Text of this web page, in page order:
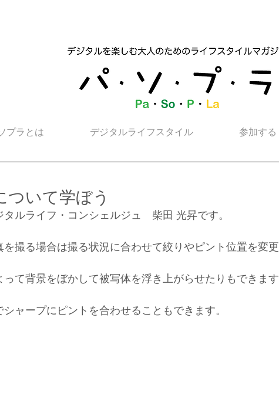
プラとは デジタルライフスタイル 参加する
ついて学ぼう
ルライフ・コンシェルジュ　柴田 光昇です。
を撮る場合は撮る状況に合わせて絞りやピント位置を変更
って背景をぼかして被写体を浮き上がらせたりもできます
ャープにピントを合わせることもできます。